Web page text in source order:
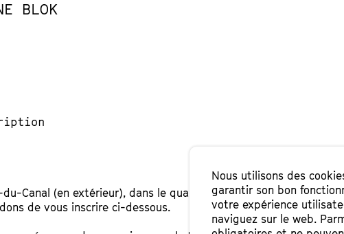
BLOK
Canal (en extérieur), dans le quartier des Moulins. (plan)
de vous inscrire ci-dessous.
Nous utilisons des
garantir son bon
votre expérience
naviguez sur le web.